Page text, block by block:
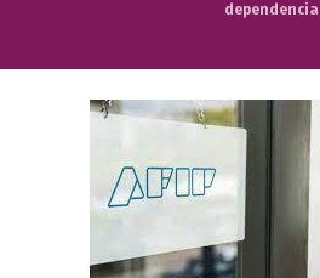
dependencia